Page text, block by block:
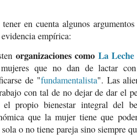
tener en cuenta algunos
empírica:
organizaciones como La Leche
que no dan de lactar
de "fundamentalista". Las
con tal de no dejar de dar el
el propio bienestar integral del
que la mujer tiene que
sola o no tiene pareja sino siempre